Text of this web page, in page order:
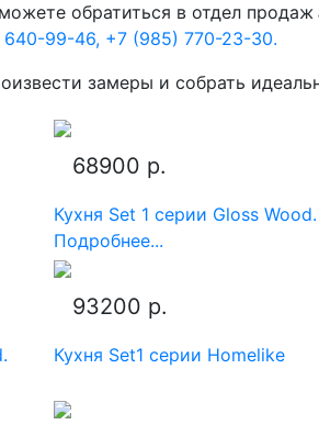
обратиться в отдел продаж
640-99-46, +7 (985) 770-23-30.
замеры и собрать
68900 р.
Кухня Set 1 серии Gloss Wood.
Подробнее...
93200 р.
Кухня Set1 серии Homelike